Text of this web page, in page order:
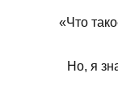
«Что
Но, я